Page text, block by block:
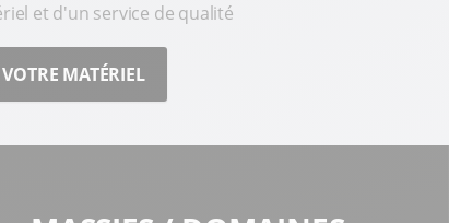
et d'un service de qualité
VOTRE MATÉRIEL